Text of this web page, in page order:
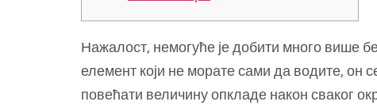
Нажалост, немогуће је добити много више
елемент који не морате сами да водите, он
повећати величину опкладе након сваког